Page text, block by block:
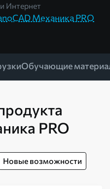
Интернет
Механика PRO
Обучающие
PRO
Новые возможности